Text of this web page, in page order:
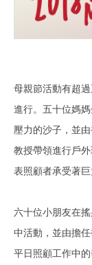
母親節活動有超
進行。五十位媽
壓力的沙子，並
教授帶領進行戶
表照顧者承受著
六十位小朋友在
中活動，並由擔
平日照顧工作中